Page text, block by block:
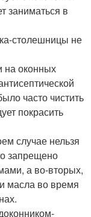
заниматься в
столешницы не
на оконных
часто чистить
покрасить
случае нельзя
запрещено
а во-вторых,
масла во время